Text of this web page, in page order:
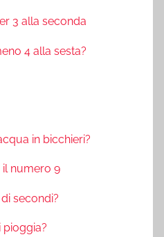
3 alla seconda
4 alla sesta?
in bicchieri?
numero 9
secondi?
pioggia?